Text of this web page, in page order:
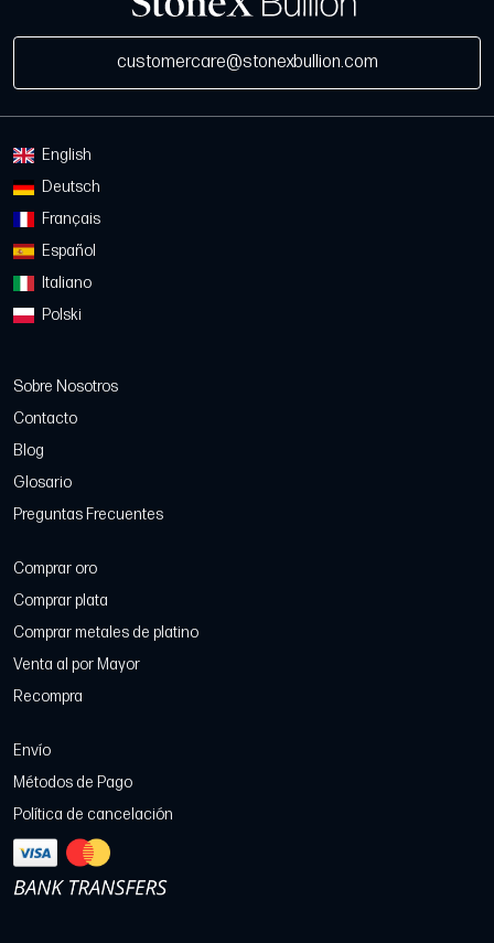
customercare@stonexbullion.com
English
Deutsch
Français
Español
Italiano
Polski
Sobre Nosotros
Contacto
Blog
Glosario
Preguntas Frecuentes
Comprar oro
Comprar plata
Comprar metales de platino
Venta al por Mayor
Recompra
Envío
Métodos de Pago
Política de cancelación